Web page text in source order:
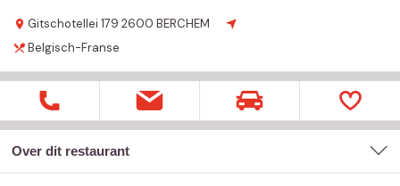
Gitschotellei 179 2600 BERCHEM
Belgisch-Franse
Over dit restaurant